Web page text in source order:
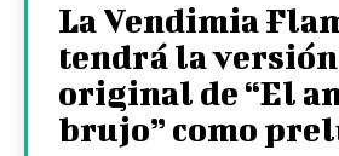
La Vendimia
tendrá la versión
original de “El
brujo” como